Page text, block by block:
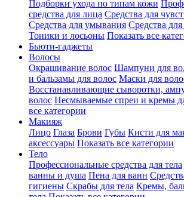
Подборки ухода по типам кожи
средства для лица Средства для
Средства для умывания Средства
Тоники и лосьоны Показать все
Бьюти-гаджеты
Волосы
Окрашивание волос Шампуни для
и бальзамы для волос Маски для
Восстанавливающие сыворотки,
волос Несмываемые спреи и кремы
все категории
Макияж
Лицо Глаза Брови Губы Кисти для
аксессуары Показать все категории
Тело
Профессиональные средства для тела
ванны и душа Пена для ванн
гигиены Скрабы для тела Кремы,